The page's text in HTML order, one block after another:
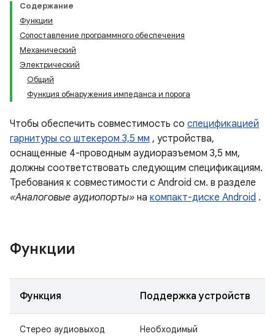
Содержание
Функции
Сопоставление программного обеспечения
Механический
Электрический
Общий
Функция обнаружения импеданса и порога
Чтобы обеспечить совместимость со спецификацией
гарнитуры со штекером 3,5 мм , устройства,
оснащенные 4-проводным аудиоразъемом 3,5 мм,
должны соответствовать следующим спецификациям.
Требования к совместимости с Android см. в разделе
«Аналоговые аудиопорты» на компакт-диске Android .
Функции
Функция Поддержка устройств
Стерео аудиовыход Необходимый